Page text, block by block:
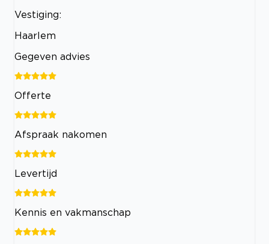
Vestiging:
Haarlem
Gegeven advies
Offerte
Afspraak nakomen
Levertijd
Kennis en vakmanschap